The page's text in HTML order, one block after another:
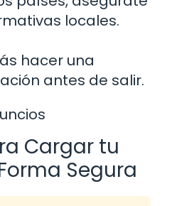
locales.
hacer una
antes de salir.
Cargar tu
Segura